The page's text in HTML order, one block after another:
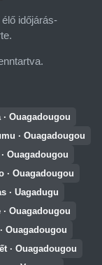
időjárás-
· Ouagadougou
· Ouagadougou
· Ouagadougou
· Ouagadougou
· Uagadugu
· Ouagadougou
Ouagadougou
· Ouagadougou